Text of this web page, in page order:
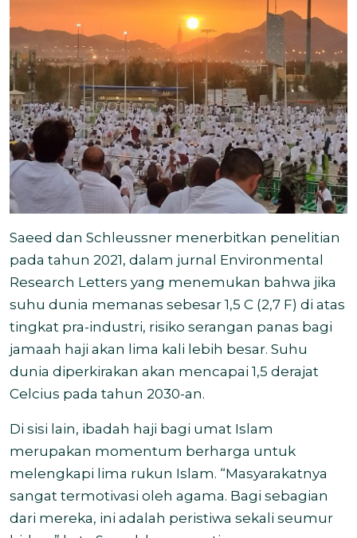
Saeed dan Schleussner menerbitkan penelitian
pada tahun 2021, dalam jurnal Environmental
Research Letters yang menemukan bahwa jika
suhu dunia memanas sebesar 1,5 C (2,7 F) di atas
tingkat pra-industri, risiko serangan panas bagi
jamaah haji akan lima kali lebih besar. Suhu
dunia diperkirakan akan mencapai 1,5 derajat
Celcius pada tahun 2030-an.
Di sisi lain, ibadah haji bagi umat Islam
merupakan momentum berharga untuk
melengkapi lima rukun Islam. “Masyarakatnya
sangat termotivasi oleh agama. Bagi sebagian
dari mereka, ini adalah peristiwa sekali seumur